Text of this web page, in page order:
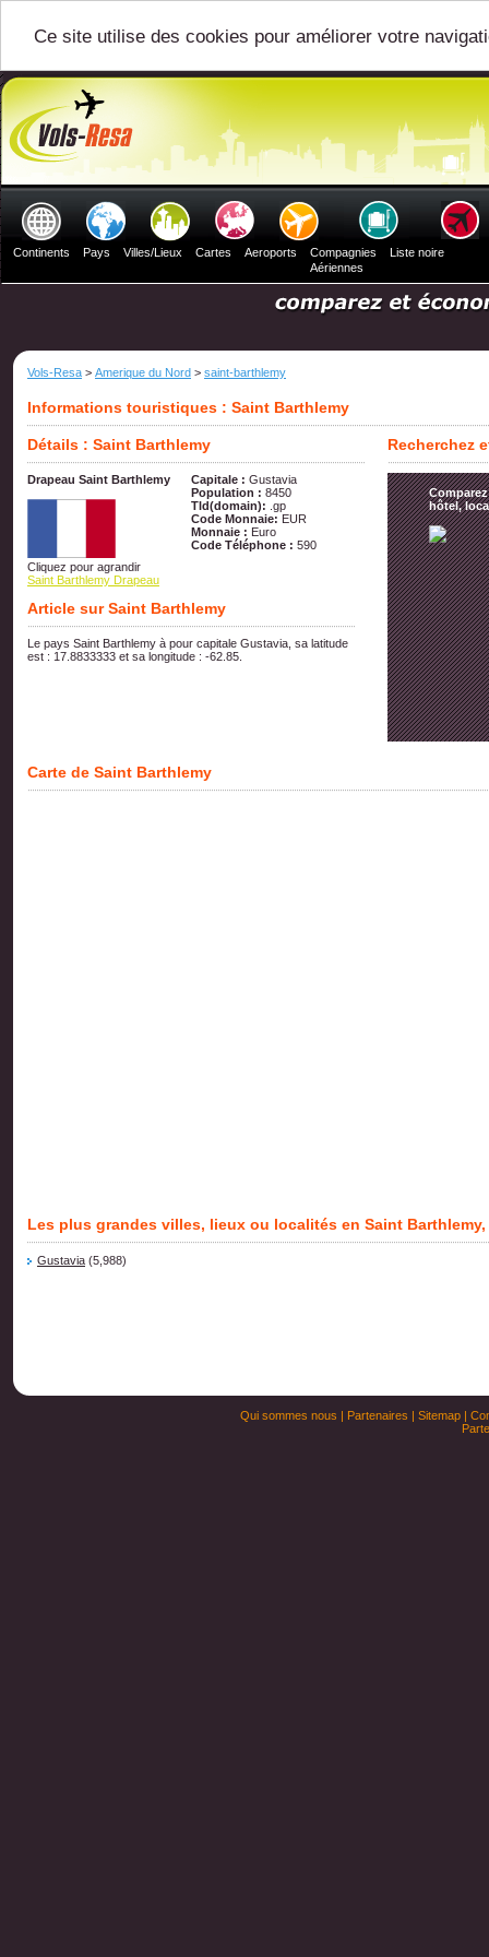
Ce site utilise des cookies pour améliorer votre
Continents Pays Villes/Lieux Cartes Aeroports
Compagnies
Aériennes
Liste noire
Vols-Resa > Amerique du Nord > saint-barthlemy
Informations touristiques : Saint Barthlemy
Détails : Saint Barthlemy
Drapeau Saint Barthlemy
Cliquez pour agrandir
Saint Barthlemy Drapeau
Capitale : Gustavia
Population : 8450
Tld(domain): .gp
Code Monnaie: EUR
Monnaie : Euro
Code Téléphone : 590
Article sur Saint Barthlemy
Le pays Saint Barthlemy à pour capitale Gustavia, sa latitude
est : 17.8833333 et sa longitude : -62.85.
Recherchez
hôtel,
Carte de Saint Barthlemy
Les plus grandes villes, lieux ou localités en Saint
Gustavia (5,988)
Qui sommes nous | Partenaires | Sitemap|